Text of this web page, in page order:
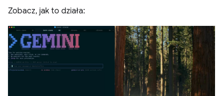
Zobacz, jak to działa: